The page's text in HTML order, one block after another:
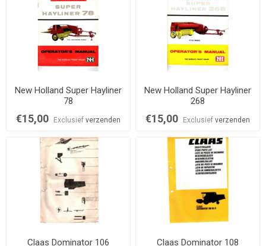
New Holland Super Hayliner
78
€15,00 Exclusief verzenden
New Holland Super Hayliner
268
€15,00 Exclusiefverzenden
Claas Dominator 106 Claas Dominator 108